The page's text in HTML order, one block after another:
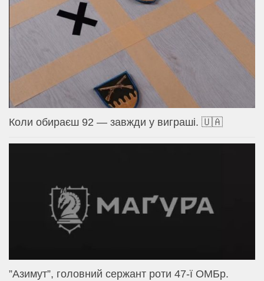
Коли обираєш 92 — завжди у виграші. 🇺🇦
⁨”Азимут”, головний сержант роти 47-ї ОМБр.